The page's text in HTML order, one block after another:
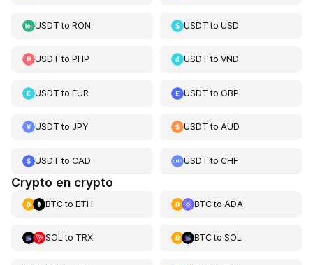
USDT to RON USDT toUSD
USDT to PHP USDT toVND
USDT to EUR USDT toGBP
USDT to JPY USDT toAUD
USDT to CAD USDT toCHF
Crypto en crypto
BTCto ETH BTCto ADA
SOL to TRX BTCto SOL